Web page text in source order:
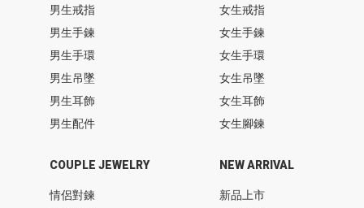
男生戒指
男生手鍊
男生手環
男生吊墜
男生耳飾
男生配件
女生戒指
女生手鍊
女生手環
女生吊墜
女生耳飾
女生腳鍊
COUPLE JEWELRY
情侶對鍊
NEW ARRIVAL
新品上市